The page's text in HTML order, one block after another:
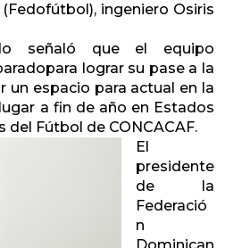
ingeniero Osiris
señaló que el equipo
lograr su pase a la
un espacio para actual en la
a fin de año en Estados
del Fútbol de CONCACAF.
El
presidente
de la
Federació
n